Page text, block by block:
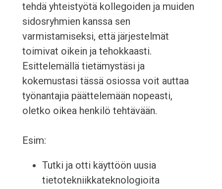
tehdä yhteistyötä kollegoiden ja muiden
sidosryhmien kanssa sen
varmistamiseksi, että järjestelmät
toimivat oikein ja tehokkaasti.
Esittelemällä tietämystäsi ja
kokemustasi tässä osiossa voit auttaa
työnantajia päättelemään nopeasti,
oletko oikea henkilö tehtävään.
Esim:
Tutki ja otti käyttöön uusia
tietotekniikkateknologioita